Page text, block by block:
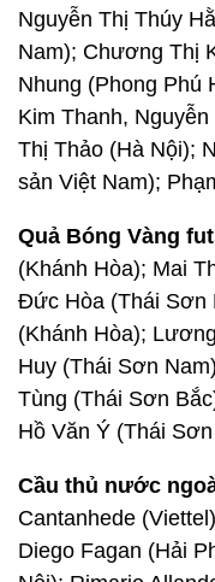
Nguyễn Thị Thúy
Nam); Chương Thị
Nhung (Phong Phú
Kim Thanh,
Thị Thảo (Hà Nội);
sản Việt Nam);
Quả Bóng Vàng
(Khánh Hòa); Mai
Đức Hòa (Thái Sơn
(Khánh Hòa);
Huy (Thái Sơn
Tùng (Thái Sơn
Hồ Văn Ý (Thái
Cầu thủ nước
Cantanhede
Diego Fagan (Hải